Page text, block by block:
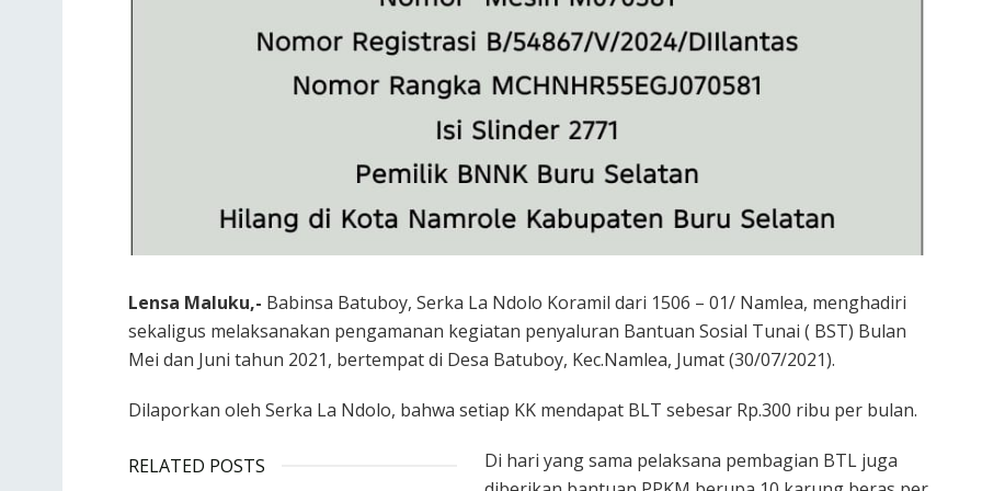
Lensa Maluku,- Babinsa Batuboy, Serka La Ndolo Koramil dari 1506 – 01/ Namlea, menghadiri
sekaligus melaksanakan pengamanan kegiatan penyaluran Bantuan Sosial Tunai ( BST) Bulan
Mei dan Juni tahun 2021, bertempat di Desa Batuboy, Kec.Namlea, Jumat (30/07/2021).
Dilaporkan oleh Serka La Ndolo, bahwa setiap KK mendapat BLT sebesar Rp.300 ribu per bulan.
RELATED POSTS
Di hari yang sama pelaksana pembagian BTL juga